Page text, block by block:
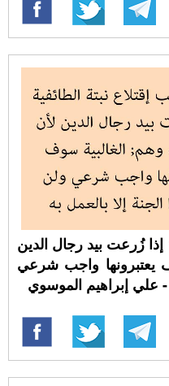
إذا زُرعت بيد رجال الدين
يعتبرونها واجب شرعي
- علي إبراهيم الموسوي